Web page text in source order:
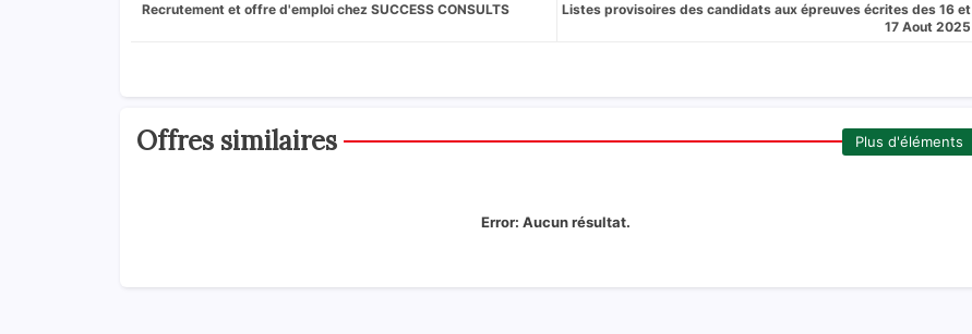
Listes provisoires des candidats aux épreuves écrites des 16 et
17 Aout 2025
Recrutement et offre d'emploi chez SUCCESS CONSULTS
Offres similaires Plus d'éléments
Error: Aucun résultat.